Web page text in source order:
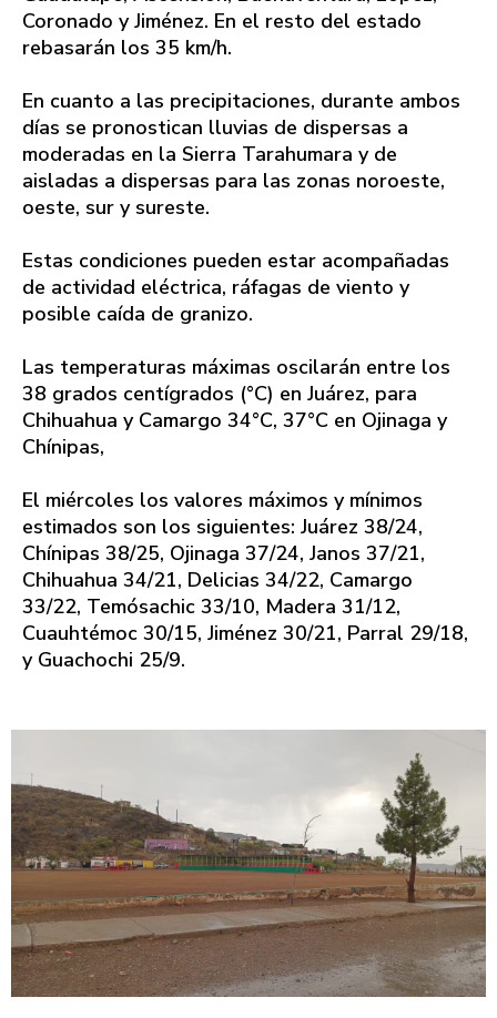
Coronado y Jiménez. En el resto del estado
rebasarán los 35 km/h.
En cuanto a las precipitaciones, durante ambos
días se pronostican lluvias de dispersas a
moderadas en la Sierra Tarahumara y de
aisladas a dispersas para las zonas noroeste,
oeste, sur y sureste.
Estas condiciones pueden estar acompañadas
de actividad eléctrica, ráfagas de viento y
posible caída de granizo.
Las temperaturas máximas oscilarán entre los
38 grados centígrados (°C) en Juárez, para
Chihuahua y Camargo 34°C, 37°C en Ojinaga y
Chínipas,
El miércoles los valores máximos y mínimos
estimados son los siguientes: Juárez 38/24,
Chínipas 38/25, Ojinaga 37/24, Janos 37/21,
Chihuahua 34/21, Delicias 34/22, Camargo
33/22, Temósachic 33/10, Madera 31/12,
Cuauhtémoc 30/15, Jiménez 30/21, Parral 29/18,
y Guachochi 25/9.